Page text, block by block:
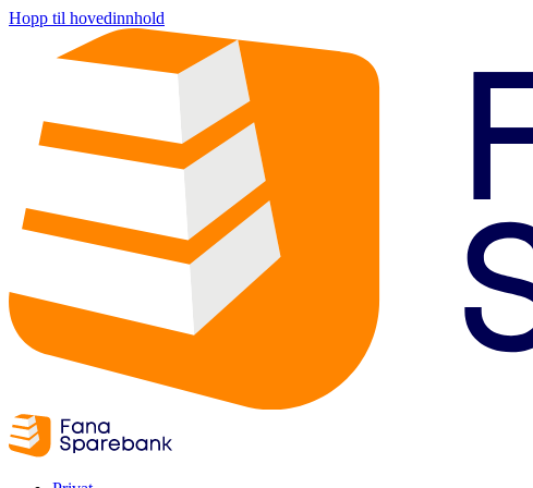
Hopp til hovedinnhold